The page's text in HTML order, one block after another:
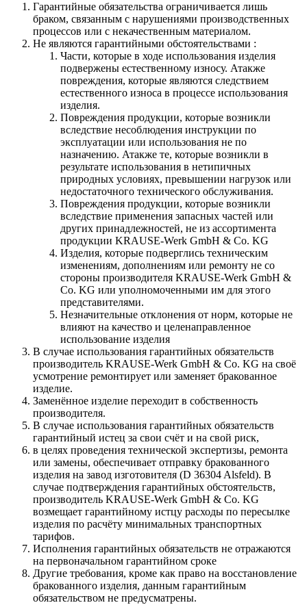
Гарантийные обязательства ограничивается лишь
браком, связанным с нарушениями производственных
процессов или с некачественным материалом.
Не являются гарантийными обстоятельствами :
Части, которые в ходе использования изделия
подвержены естественному износу. Атакже
повреждения, которые являются следствием
естественного износа в процессе использования
изделия.
Повреждения продукции, которые возникли
вследствие несоблюдения инструкции по
эксплуатации или использования не по
назначению. Атакже те, которые возникли в
результате использования в нетипичных
природных условиях, превышении нагрузок или
недостаточного технического обслуживания.
Повреждения продукции, которые возникли
вследствие применения запасных частей или
других принадлежностей, не из ассортимента
продукции KRAUSE-Werk GmbH & Со. KG
Изделия, которые подверглись техническим
изменениям, дополнениям или ремонту не со
стороны производителя KRAUSE-Werk GmbH &
Со. KG или уполномоченными им для этого
представителями.
Незначительные отклонения от норм, которые не
влияют на качество и целенаправленное
использование изделия
В случае использования гарантийных обязательств
производитель KRAUSE-Werk GmbH & Со. KG на своё
усмотрение ремонтирует или заменяет бракованное
изделие.
Заменённое изделие переходит в собственность
производителя.
В случае использования гарантийных обязательств
гарантийный истец за свои счёт и на свой риск,
в целях проведения технической экспертизы, ремонта
или замены, обеспечивает отправку бракованного
изделия на завод изготовителя (D 36304 Alsfeld). В
случае подтверждения гарантийных обстоятельств,
производитель KRAUSE-Werk GmbH & Со. KG
возмещает гарантийному истцу расходы по пересылке
изделия по расчёту минимальных транспортных
тарифов.
Исполнения гарантийных обязательств не отражаются
на первоначальном гарантийном сроке
Другие требования, кроме как право на восстановление
бракованного изделия, данным гарантийным
обязательством не предусматрены.